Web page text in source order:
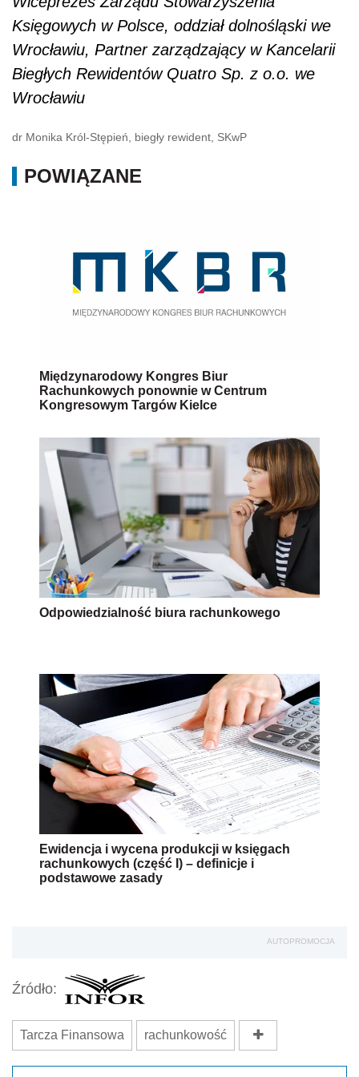
Księgowych w Polsce, oddział dolnośląski we
Wrocławiu, Partner zarządzający w Kancelarii
Biegłych Rewidentów Quatro Sp. z o.o. we
Wrocławiu
dr Monika Król-Stępień, biegły rewident, SKwP
POWIĄZANE
Międzynarodowy Kongres Biur
Rachunkowych ponownie w Centrum
Kongresowym Targów Kielce
Odpowiedzialność biura rachunkowego
Ewidencja i wycena produkcji w księgach
rachunkowych (część I) – definicje i
podstawowe zasady
AUTOPROMOCJA
Źródło:
Tarcza Finansowa rachunkowość